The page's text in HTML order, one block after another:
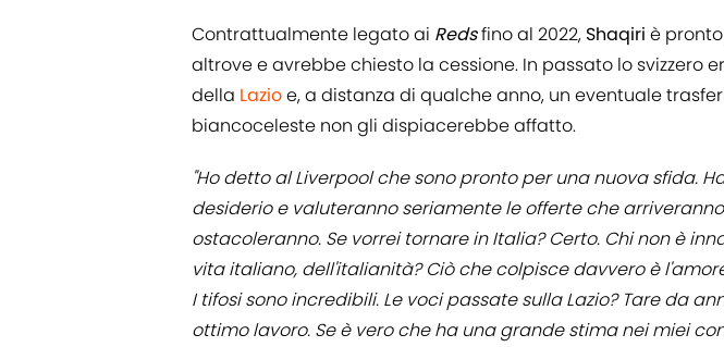
Contrattualmente legato ai Redsfino al 2022, Shaqiri è
altrove e avrebbe chiesto la cessione. In passato lo svizzero
della Lazioe, a distanza di qualche anno, un eventuale
biancoceleste non gli dispiacerebbe affatto.
"Ho detto al Liverpool che sono pronto per una nuova sfida.
desiderio e valuteranno seriamente le offerte che
ostacoleranno. Se vorrei tornare in Italia? Certo. Chi non è
vita italiano, dell'italianità? Ciò che colpisce davvero è
I tifosi sono incredibili. Le voci passate sulla Lazio? Tare da
ottimo lavoro. Se è vero che ha una grande stima nei miei